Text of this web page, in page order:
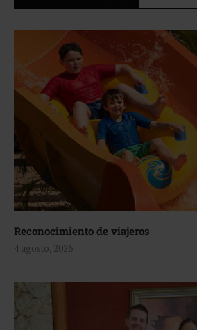
Reconocimiento de viajeros
4 agosto, 2026